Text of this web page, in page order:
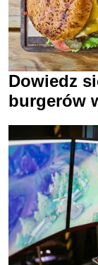
Dowiedz
burgerów